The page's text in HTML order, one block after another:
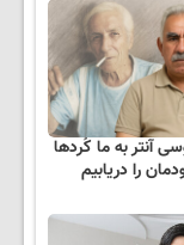
آنتر به ما کُردها
را دریابیم